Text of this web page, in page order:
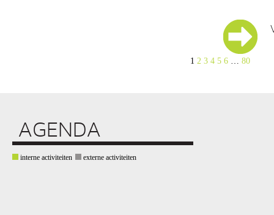
1 2 3 4 5 6 … 80
AGENDA
interne activiteiten externe activiteiten